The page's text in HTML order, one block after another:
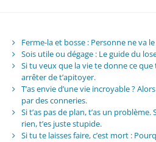
Ferme-la et bosse : Personne ne va
Sois utile ou dégage : Le guide du
Si tu veux que la vie te donne ce
arrêter de t’apitoyer.
T’as envie d’une vie incroyable ?
par des conneries.
Si t’as pas de plan, t’as un
rien, t’es juste stupide.
Si tu te laisses faire, c’est mort :